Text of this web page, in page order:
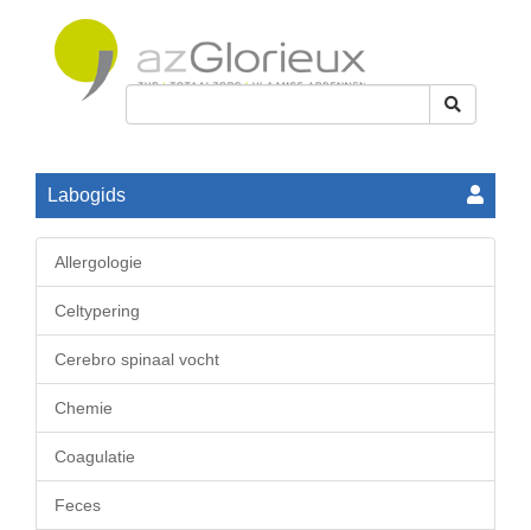
Labogids
Allergologie
Celtypering
Cerebro spinaal vocht
Chemie
Coagulatie
Feces